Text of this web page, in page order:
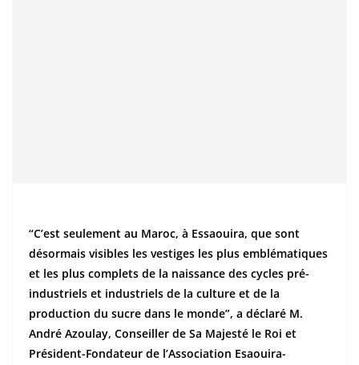
“C’est seulement au Maroc, à Essaouira, que sont
désormais visibles les vestiges les plus emblématiques
et les plus complets de la naissance des cycles pré-
industriels et industriels de la culture et de la
production du sucre dans le monde”, a déclaré M.
André Azoulay, Conseiller de Sa Majesté le Roi et
Président-Fondateur de l’Association Esaouira-